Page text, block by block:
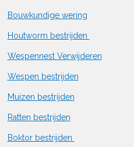
Bouwkundige wering
Houtworm bestrijden
Wespennest Verwijderen
Wespen bestrijden
Muizen bestrijden
Ratten bestrijden
Boktor bestrijden